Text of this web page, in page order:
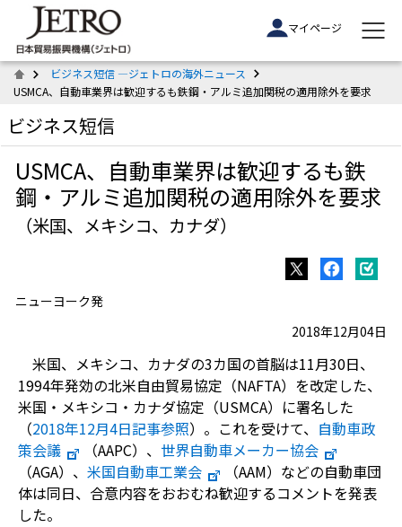
マイページ
ビジネス短信 ―ジェトロの海外ニュース
USMCA、自動車業界は歓迎するも鉄鋼・アルミ追加関税の適用除外を要求
ビジネス短信
USMCA、自動車業界は歓迎するも鉄
鋼・アルミ追加関税の適用除外を要求
（米国、メキシコ、カナダ）
ニューヨーク発
2018年12月04日
米国、メキシコ、カナダの3カ国の首脳は11月30日、
1994年発効の北米自由貿易協定（NAFTA）を改定した、
米国・メキシコ・カナダ協定（USMCA）に署名した
（2018年12月4日記事参照）。これを受けて、 自動車政
策会議
（AAPC）、 世界自動車メーカー協会
（AGA）、 米国自動車工業会
（AAM）などの自動車団
体は同日、合意内容をおおむね歓迎するコメントを発表
した。